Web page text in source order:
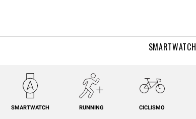
SMARTWATCH
SMARTWATCH RUNNING CICLISMO